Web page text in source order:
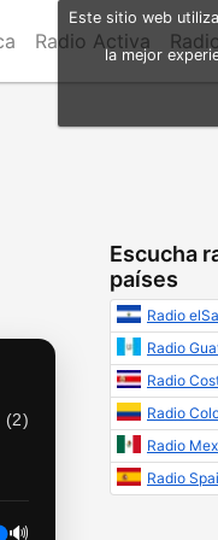
Radio Activa
(2)
🔊
Escucha
países
Radio
Radio
Radio
Radio
Radio
Radio
Este sitio web
la mejor